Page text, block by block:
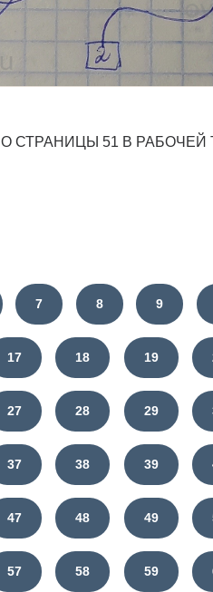
СТРАНИЦЫ 51 В
7 8 9
17 18 19
27 28 29
37 38 39
47 48 49
57 58 59